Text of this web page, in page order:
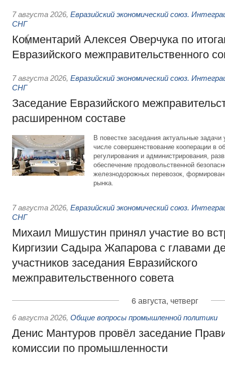
7 августа 2026, Евразийский экономический союз.
СНГ
Комментарий Алексея Оверчука по
Евразийского межправительственного
7 августа 2026, Евразийский экономический союз.
СНГ
Заседание Евразийского
расширенном составе
В повестке заседания актуальные задачи
числе совершенствование кооперации в
регулирования и администрирования,
обеспечение продовольственной
железнодорожных перевозок,
рынка.
7 августа 2026, Евразийский экономический союз.
СНГ
Михаил Мишустин принял участие во
Киргизии Садыра Жапарова с главами
участников заседания Евразийского
межправительственного совета
6 августа, четверг
6 августа 2026, Общие вопросы промышленной политики
Денис Мантуров провёл заседание
комиссии по промышленности